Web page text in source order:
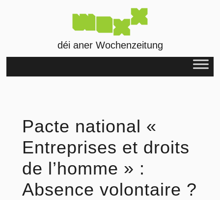
déi aner Wochenzeitung
Pacte national «
Entreprises et droits
de l’homme » :
Absence volontaire ?